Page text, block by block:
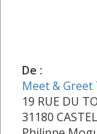
De :
Meet &
19 RUE DU
31180